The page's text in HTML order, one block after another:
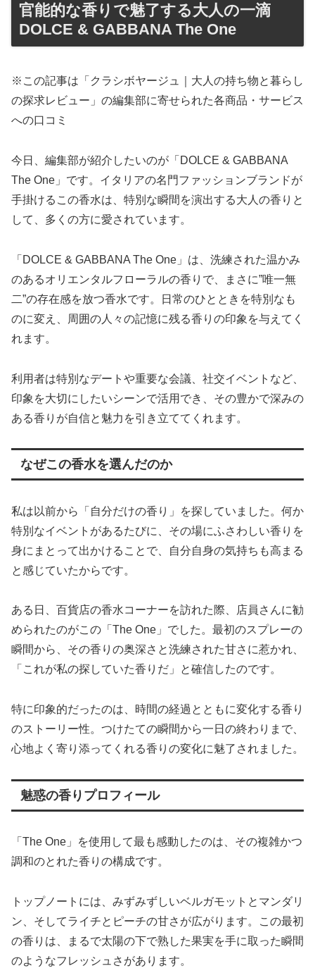
官能的な香りで魅了する大人の一滴
DOLCE & GABBANA The One
※この記事は「クラシボヤージュ｜大人の持ち物と暮らし
の探求レビュー」の編集部に寄せられた各商品・サービス
への口コミ
今日、編集部が紹介したいのが「DOLCE & GABBANA
The One」です。イタリアの名門ファッションブランドが
手掛けるこの香水は、特別な瞬間を演出する大人の香りと
して、多くの方に愛されています。
「DOLCE & GABBANA The One」は、洗練された温かみ
のあるオリエンタルフローラルの香りで、まさに”唯一無
二”の存在感を放つ香水です。日常のひとときを特別なも
のに変え、周囲の人々の記憶に残る香りの印象を与えてく
れます。
利用者は特別なデートや重要な会議、社交イベントなど、
印象を大切にしたいシーンで活用でき、その豊かで深みの
ある香りが自信と魅力を引き立ててくれます。
なぜこの香水を選んだのか
私は以前から「自分だけの香り」を探していました。何か
特別なイベントがあるたびに、その場にふさわしい香りを
身にまとって出かけることで、自分自身の気持ちも高まる
と感じていたからです。
ある日、百貨店の香水コーナーを訪れた際、店員さんに勧
められたのがこの「The One」でした。最初のスプレーの
瞬間から、その香りの奥深さと洗練された甘さに惹かれ、
「これが私の探していた香りだ」と確信したのです。
特に印象的だったのは、時間の経過とともに変化する香り
のストーリー性。つけたての瞬間から一日の終わりまで、
心地よく寄り添ってくれる香りの変化に魅了されました。
魅惑の香りプロフィール
「The One」を使用して最も感動したのは、その複雑かつ
調和のとれた香りの構成です。
トップノートには、みずみずしいベルガモットとマンダリ
ン、そしてライチとピーチの甘さが広がります。この最初
の香りは、まるで太陽の下で熟した果実を手に取った瞬間
のようなフレッシュさがあります。